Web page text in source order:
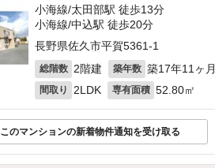
小海線/太田部駅 徒歩13分
小海線/中込駅 徒歩20分
長野県佐久市平賀5361‐1
総階数 2階建 築年数 築17年11ヶ月
間取り 2LDK 専有面積 52.80㎡
このマンションの新着物件通知を受け取る